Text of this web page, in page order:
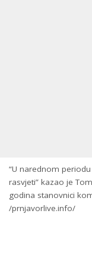
“U narednom
rasvjeti” kazao je
godina stanovnici
/prnjavorlive.info/